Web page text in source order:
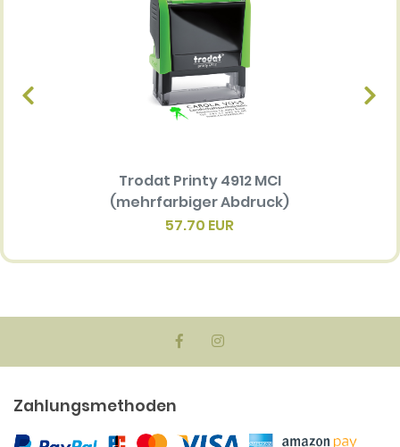
Trodat Printy 4912 MCI
(mehrfarbiger Abdruck)
57.70 EUR
Zahlungsmethoden